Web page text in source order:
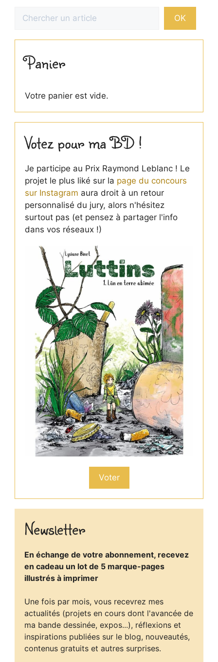
OK
Panier
Votre panier est vide.
Votez pour ma BD !
Je participe au Prix Raymond Leblanc ! Le
projet le plus liké sur la page du concours
sur Instagram aura droit à un retour
personnalisé du jury, alors n'hésitez
surtout pas (et pensez à partager l'info
dans vos réseaux !)
Voter
Newsletter
En échange de votre abonnement, recevez
en cadeau un lot de 5 marque-pages
illustrés à imprimer
Une fois par mois, vous recevrez mes
actualités (projets en cours dont l'avancée de
ma bande dessinée, expos...), réflexions et
inspirations publiées sur le blog, nouveautés,
contenus gratuits et autres surprises.